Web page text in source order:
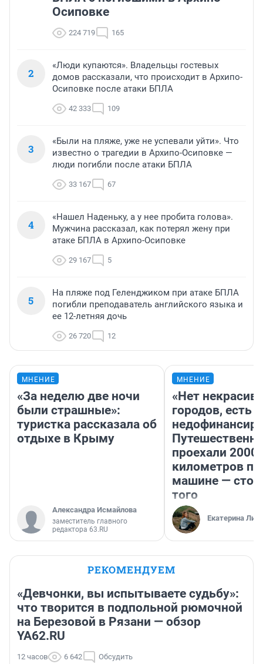
Осиповке
224 719 165
2
«Люди купаются». Владельцы гостевых
домов рассказали, что происходит в Архипо-
Осиповке после атаки БПЛА
42 333 109
3
«Были на пляже, уже не успевали уйти». Что
известно о трагедии в Архипо-Осиповке —
люди погибли после атаки БПЛА
33 167 67
4
«Нашел Наденьку, а у нее пробита голова».
Мужчина рассказал, как потерял жену при
атаке БПЛА в Архипо-Осиповке
29 167 5
5
На пляже под Геленджиком при атаке БПЛА
погибли преподаватель английского языка и
ее 12-летняя дочь
26 720 12
МНЕНИЕ
«За неделю две ночи
были страшные»:
туристка рассказала об
отдыхе в Крыму
Александра Исмайлова
заместитель главного
редактора 63.RU
МНЕНИЕ
«Нет
городов, есть
проехали 2000
километров по
машине —
того
Екатерина
РЕКОМЕНДУЕМ
«Девчонки, вы испытываете судьбу»:
что творится в подпольной рюмочной
на Березовой в Рязани — обзор
YA62.RU
12 часов 6 642 Обсудить